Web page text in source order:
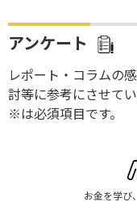
アンケート
レポート・コラムの
討等に参考にさせてい
※は必須項目です。
お金を学び